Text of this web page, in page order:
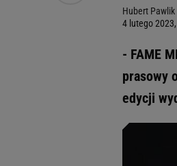
Hubert Pawlik
4 lutego
- FAME
prasowy
edycji